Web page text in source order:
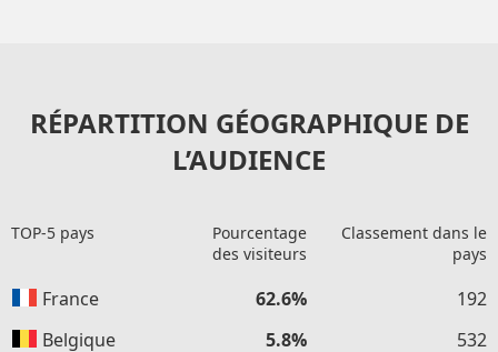
RÉPARTITION GÉOGRAPHIQUE DE
L’AUDIENCE
TOP-5 pays
Pourcentage
des visiteurs
Classement dans le
pays
France 62.6%
192
Belgique
5.8%
532